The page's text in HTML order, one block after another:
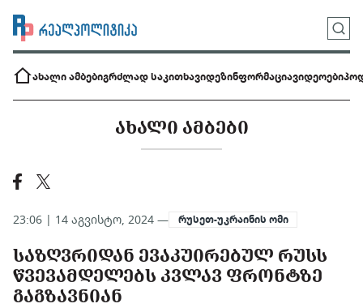
ახალი ამბებიგრძლად საკითხავიდეზინფორმაციავიდეოები
ᲐᲮᲐᲚᲘ ᲐᲛᲑᲔᲑᲘ
23:06 | 14 აგვისტო, 2024 — რუსეთ-უკრაინის ომი
ᲡᲐᲖᲦᲕᲠᲘᲓᲐᲜ ᲔᲕᲐᲙᲣᲘᲠᲔᲑᲣᲚ ᲠᲣᲡᲡ
ᲬᲕᲔᲕᲐᲛᲓᲔᲚᲔᲑᲡ ᲙᲕᲚᲐᲕ ᲤᲠᲝᲜᲢᲖᲔ
ᲒᲐᲒᲖᲐᲕᲜᲘᲐᲜ